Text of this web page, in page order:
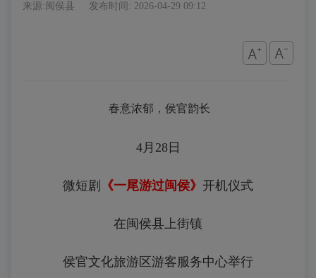
来源:闽侯县 发布时间: 2026-04-29 09:12
春意浓郁，侯官韵长
4月28日
微短剧 《一尾游过闽侯》 开机仪式
在闽侯县上街镇
侯官文化旅游区游客服务中心举行